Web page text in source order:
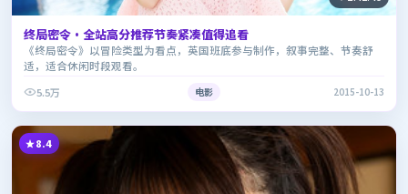
终局密令·全站高分推荐节奏紧凑值得追看
《终局密令》以冒险类型为看点，英国班底参与制作，叙事完整、节奏舒
适，适合休闲时段观看。
5.5万
电影 2015-10-13
8.4